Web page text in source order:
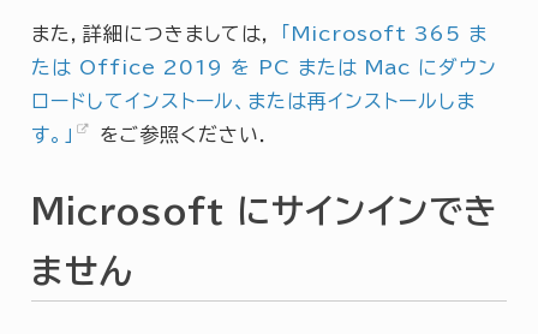
また，詳細につきましては，
「Microsoft 365 ま
たは Office 2019 を PC または Mac にダウン
ロードしてインストール、または再インストールしま
す。」
をご参照ください．
Microsoft にサインインでき
ません